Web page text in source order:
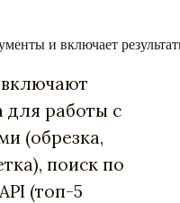
и включает
для работы с
(обрезка,
поиск по
(топ-5